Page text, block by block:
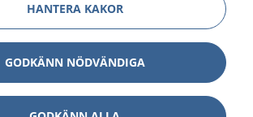
HANTERA KAKOR
GODKÄNN NÖDVÄNDIGA